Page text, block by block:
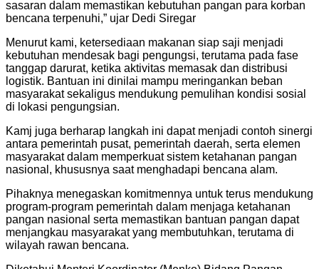
sasaran dalam memastikan kebutuhan pangan para korban
bencana terpenuhi,” ujar Dedi Siregar
Menurut kami, ketersediaan makanan siap saji menjadi
kebutuhan mendesak bagi pengungsi, terutama pada fase
tanggap darurat, ketika aktivitas memasak dan distribusi
logistik. Bantuan ini dinilai mampu meringankan beban
masyarakat sekaligus mendukung pemulihan kondisi sosial
di lokasi pengungsian.
Kamj juga berharap langkah ini dapat menjadi contoh sinergi
antara pemerintah pusat, pemerintah daerah, serta elemen
masyarakat dalam memperkuat sistem ketahanan pangan
nasional, khususnya saat menghadapi bencana alam.
Pihaknya menegaskan komitmennya untuk terus mendukung
program-program pemerintah dalam menjaga ketahanan
pangan nasional serta memastikan bantuan pangan dapat
menjangkau masyarakat yang membutuhkan, terutama di
wilayah rawan bencana.